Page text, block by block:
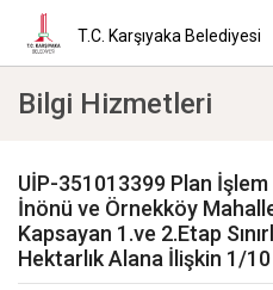
T.C. Karşıyaka Belediyesi
Bilgi Hizmetleri
UİP-351013399 Plan
İnönü ve Örnekköy
Kapsayan 1.ve 2.Etap
Hektarlık Alana İlişkin 1/10